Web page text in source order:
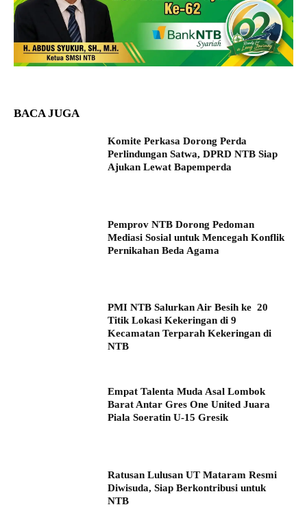
BACA JUGA
Komite Perkasa Dorong Perda
Perlindungan Satwa, DPRD NTB Siap
Ajukan Lewat Bapemperda
Pemprov NTB Dorong Pedoman
Mediasi Sosial untuk Mencegah Konflik
Pernikahan Beda Agama
PMI NTB Salurkan Air Besih ke 20
Titik Lokasi Kekeringan di 9
Kecamatan Terparah Kekeringan di
NTB
Empat Talenta Muda Asal Lombok
Barat Antar Gres One United Juara
Piala Soeratin U-15 Gresik
Ratusan Lulusan UT Mataram Resmi
Diwisuda, Siap Berkontribusi untuk
NTB